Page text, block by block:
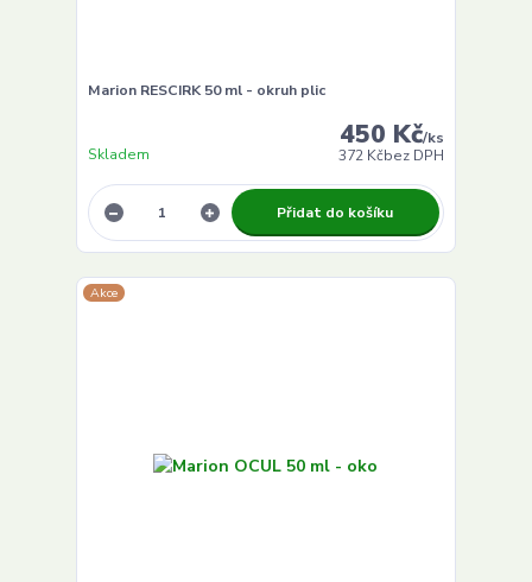
Marion RESCIRK 50 ml - okruh plic
450 Kč/ks
372 Kčbez DPH
Skladem
Přidat do košíku
Akce